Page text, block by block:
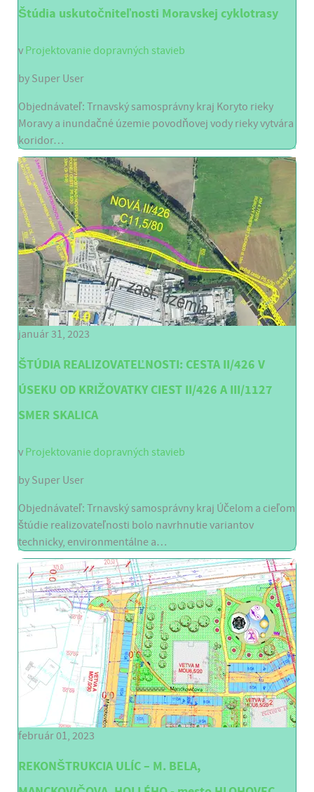
Štúdia uskutočniteľnosti Moravskej cyklotrasy
v Projektovanie dopravných stavieb
by Super User
Objednávateľ: Trnavský samosprávny kraj Koryto rieky
Moravy a inundačné územie povodňovej vody rieky vytvára
koridor…
január 31, 2023
ŠTÚDIA REALIZOVATEĽNOSTI: CESTA II/426 V
ÚSEKU OD KRIŽOVATKY CIEST II/426 A III/1127
SMER SKALICA
v Projektovanie dopravných stavieb
by Super User
Objednávateľ: Trnavský samosprávny kraj Účelom a cieľom
štúdie realizovateľnosti bolo navrhnutie variantov
technicky, environmentálne a…
február 01, 2023
REKONŠTRUKCIA ULÍC – M. BELA,